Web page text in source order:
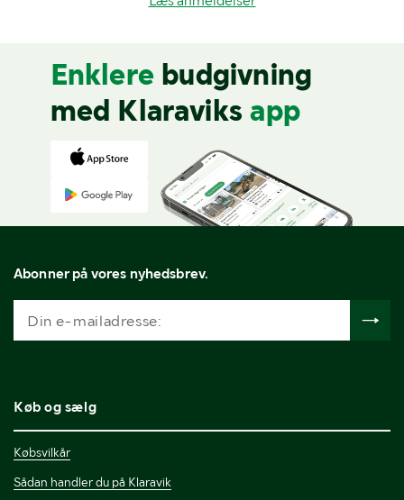
Enklere budgivning
med Klaraviks app
Abonner på vores nyhedsbrev.
Køb og sælg
Købsvilkår
Sådan handler du på Klaravik